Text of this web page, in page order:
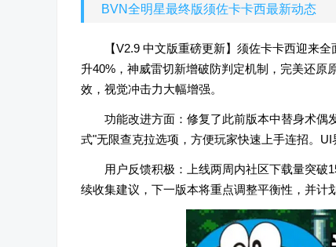
BVN全明星最终版须佐卡卡西最新动态
【V2.9 中文版重磅更新】须佐卡卡西迎来
升40%，神威雷切新增破防判定机制，完美还
效，视觉冲击力大幅增强。
功能改进方面：修复了此前版本中替身术偶
式"无限查克拉选项，方便玩家快速上手连招。
用户反馈积极：上线两周内社区下载量突
续收集建议，下一版本将重点调整平衡性，并计